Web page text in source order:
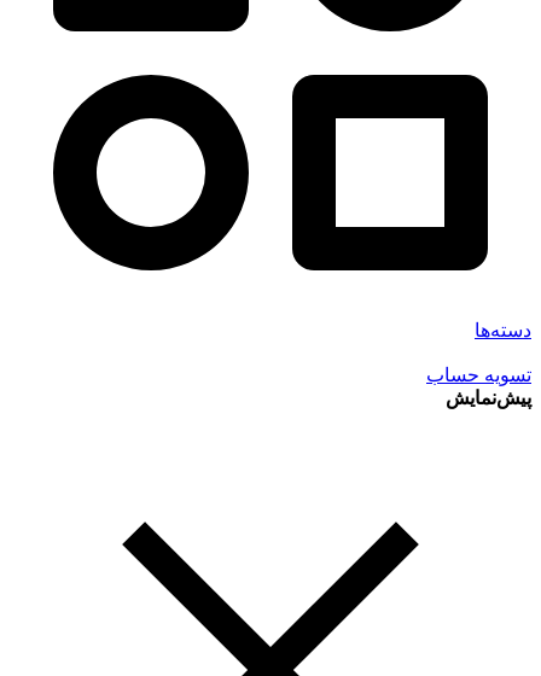
دسته‌ها
تسویه حساب
پیش‌نمایش